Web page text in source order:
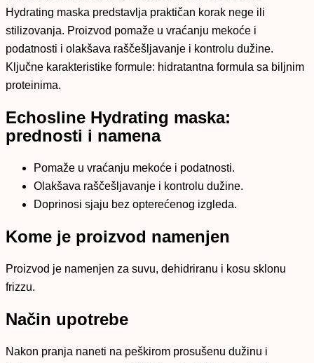
Hydrating maska predstavlja praktičan korak nege ili
stilizovanja. Proizvod pomaže u vraćanju mekoće i
podatnosti i olakšava raščešljavanje i kontrolu dužine.
Ključne karakteristike formule: hidratantna formula sa biljnim
proteinima.
Echosline Hydrating maska:
prednosti i namena
Pomaže u vraćanju mekoće i podatnosti.
Olakšava raščešljavanje i kontrolu dužine.
Doprinosi sjaju bez opterećenog izgleda.
Kome je proizvod namenjen
Proizvod je namenjen za suvu, dehidriranu i kosu sklonu
frizzu.
Način upotrebe
Nakon pranja naneti na peškirom prosušenu dužinu i